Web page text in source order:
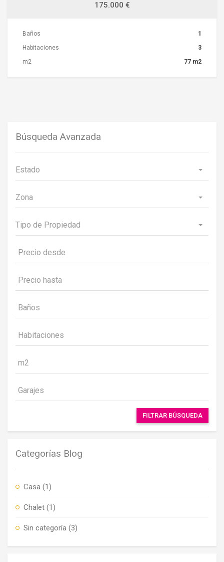
175.000 €
Baños
1
Habitaciones
3
m2
77 m2
Búsqueda Avanzada
Estado
Zona
Tipo de Propiedad
FILTRAR BÚSQUEDA
Categorías Blog
Casa (1)
Chalet (1)
Sin categoría (3)